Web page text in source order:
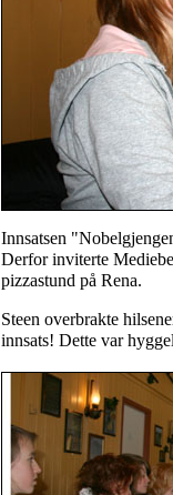
Innsatsen
Derfor inviterte
pizzastund på Rena.
Steen overbrakte
innsats! Dette var